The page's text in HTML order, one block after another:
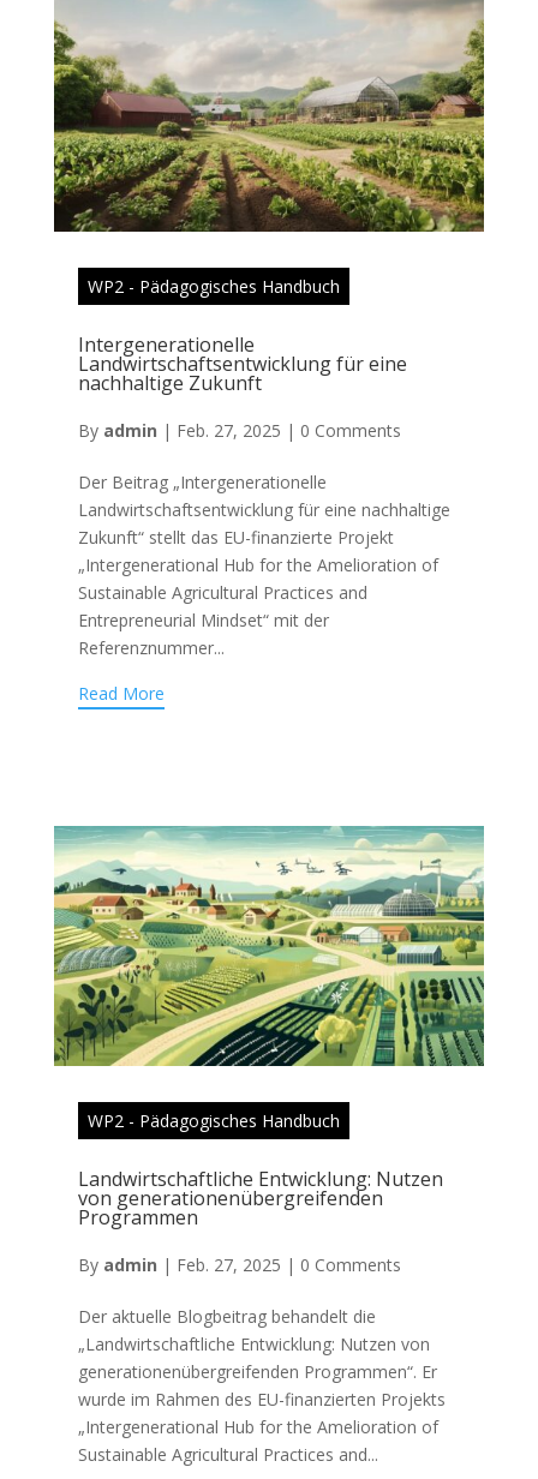
WP2 - Pädagogisches Handbuch
Intergenerationelle
Landwirtschaftsentwicklung für eine
nachhaltige Zukunft
By admin | Feb. 27, 2025 | 0 Comments
Der Beitrag „Intergenerationelle
Landwirtschaftsentwicklung für eine nachhaltige
Zukunft“ stellt das EU-finanzierte Projekt
„Intergenerational Hub for the Amelioration of
Sustainable Agricultural Practices and
Entrepreneurial Mindset“ mit der
Referenznummer...
Read More
WP2 - Pädagogisches Handbuch
Landwirtschaftliche Entwicklung: Nutzen
von generationenübergreifenden
Programmen
By admin | Feb. 27, 2025 | 0 Comments
Der aktuelle Blogbeitrag behandelt die
„Landwirtschaftliche Entwicklung: Nutzen von
generationenübergreifenden Programmen“. Er
wurde im Rahmen des EU-finanzierten Projekts
„Intergenerational Hub for the Amelioration of
Sustainable Agricultural Practices and...